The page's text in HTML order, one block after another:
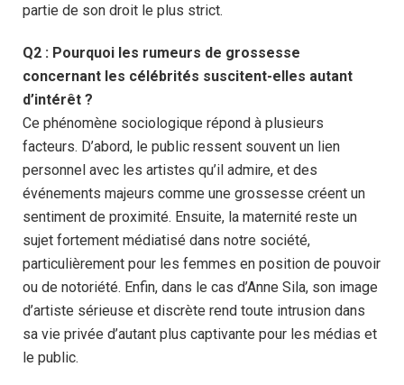
partie de son droit le plus strict.
Q2 : Pourquoi les rumeurs de grossesse
concernant les célébrités suscitent-elles autant
d’intérêt ?
Ce phénomène sociologique répond à plusieurs
facteurs. D’abord, le public ressent souvent un lien
personnel avec les artistes qu’il admire, et des
événements majeurs comme une grossesse créent un
sentiment de proximité. Ensuite, la maternité reste un
sujet fortement médiatisé dans notre société,
particulièrement pour les femmes en position de pouvoir
ou de notoriété. Enfin, dans le cas d’Anne Sila, son image
d’artiste sérieuse et discrète rend toute intrusion dans
sa vie privée d’autant plus captivante pour les médias et
le public.